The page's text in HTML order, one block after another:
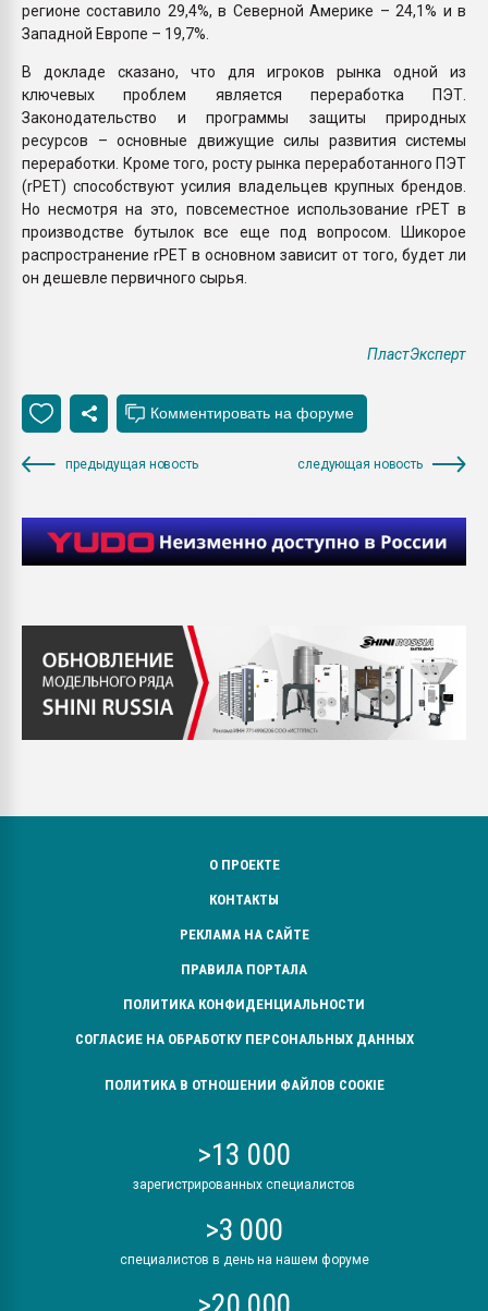
регионе составило 29,4%, в Северной Америке – 24,1% и в
Западной Европе – 19,7%.
В докладе сказано, что для игроков рынка одной из
ключевых проблем является переработка ПЭТ.
Законодательство и программы защиты природных
ресурсов – основные движущие силы развития системы
переработки. Кроме того, росту рынка переработанного ПЭТ
(rPET) способствуют усилия владельцев крупных брендов.
Но несмотря на это, повсеместное использование rPET в
производстве бутылок все еще под вопросом. Шикорое
распространение rPET в основном зависит от того, будет ли
он дешевле первичного сырья.
ПластЭксперт
предыдущая новость следующая новость
О ПРОЕКТЕ
КОНТАКТЫ
РЕКЛАМА НА САЙТЕ
ПРАВИЛА ПОРТАЛА
ПОЛИТИКА КОНФИДЕНЦИАЛЬНОСТИ
СОГЛАСИЕ НА ОБРАБОТКУ ПЕРСОНАЛЬНЫХ ДАННЫХ
ПОЛИТИКА В ОТНОШЕНИИ ФАЙЛОВ COOKIE
>13 000
зарегистрированных специалистов
>3 000
специалистов в день на нашем форуме